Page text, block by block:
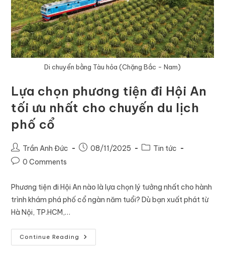
Di chuyển bằng Tàu hỏa (Chặng Bắc - Nam)
Lựa chọn phương tiện đi Hội An
tối ưu nhất cho chuyến du lịch
phố cổ
Trần Anh Đức 08/11/2025
Tin tức
0 Comments
Phương tiện đi Hội An nào là lựa chọn lý tưởng nhất cho hành
trình khám phá phố cổ ngàn năm tuổi? Dù bạn xuất phát từ
Hà Nội, TP.HCM,…
Continue Reading